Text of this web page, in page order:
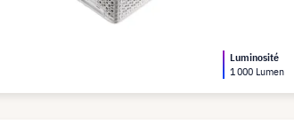
Luminosité
1 000 Lumen